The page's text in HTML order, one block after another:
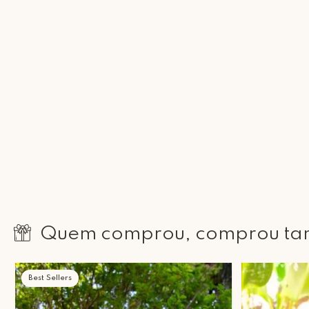
Quem comprou, comprou
Best Sellers